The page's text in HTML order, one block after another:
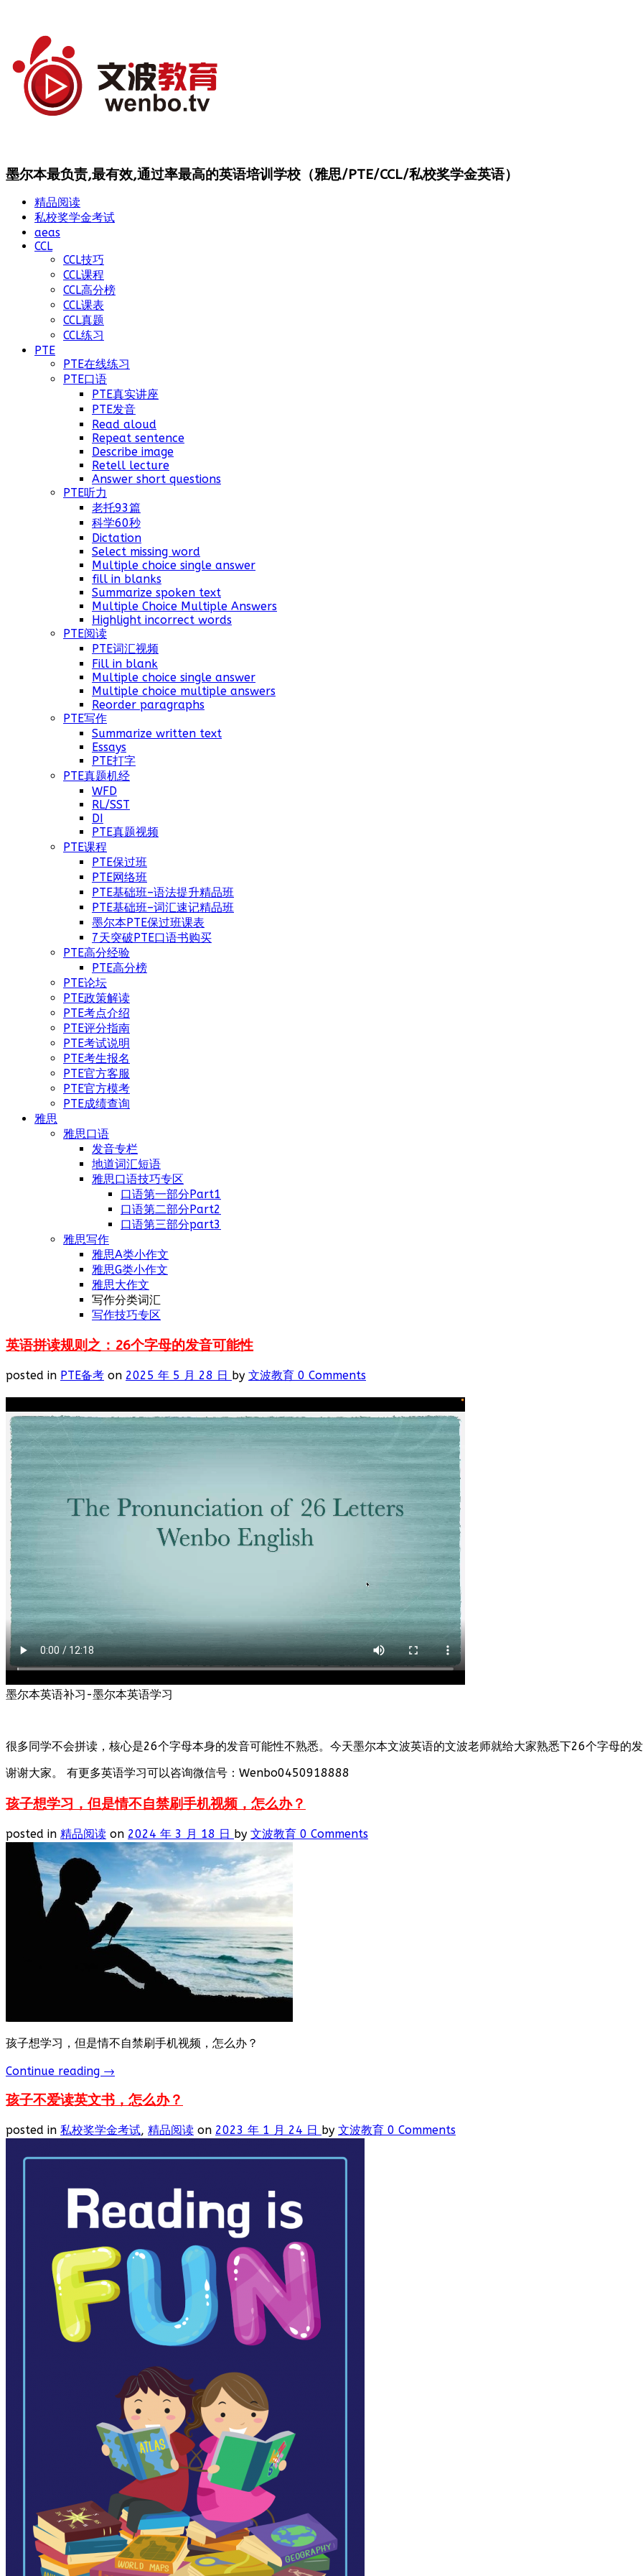
墨尔本最负责,最有效,通过率最高的英语培训学校（雅思/PTE/CCL/私校奖学金英语）
精品阅读
私校奖学金考试
aeas
CCL
CCL技巧
CCL课程
CCL高分榜
CCL课表
CCL真题
CCL练习
PTE
PTE在线练习
PTE口语
PTE真实讲座
PTE发音
Read aloud
Repeat sentence
Describe image
Retell lecture
Answer short questions
PTE听力
老托93篇
科学60秒
Dictation
Select missing word
Multiple choice single answer
fill in blanks
Summarize spoken text
Multiple Choice Multiple Answers
Highlight incorrect words
PTE阅读
PTE词汇视频
Fill in blank
Multiple choice single answer
Multiple choice multiple answers
Reorder paragraphs
PTE写作
Summarize written text
Essays
PTE打字
PTE真题机经
WFD
RL/SST
DI
PTE真题视频
PTE课程
PTE保过班
PTE网络班
PTE基础班–语法提升精品班
PTE基础班–词汇速记精品班
墨尔本PTE保过班课表
7天突破PTE口语书购买
PTE高分经验
PTE高分榜
PTE论坛
PTE政策解读
PTE考点介绍
PTE评分指南
PTE考试说明
PTE考生报名
PTE官方客服
PTE官方模考
PTE成绩查询
雅思
雅思口语
发音专栏
地道词汇短语
雅思口语技巧专区
口语第一部分Part1
口语第二部分Part2
口语第三部分part3
雅思写作
雅思A类小作文
雅思G类小作文
雅思大作文
写作分类词汇
写作技巧专区
英语拼读规则之：26个字母的发音可能性
posted in PTE备考 on 2025 年 5 月 28 日 by 文波教育 0 Comments
墨尔本英语补习-墨尔本英语学习
很多同学不会拼读，核心是26个字母本身的发音可能性不熟悉。今天墨尔本文波英语的文波老师就给大家熟悉下26个字母的发
谢谢大家。 有更多英语学习可以咨询微信号：Wenbo0450918888
孩子想学习，但是情不自禁刷手机视频，怎么办？
posted in 精品阅读 on 2024 年 3 月 18 日 by 文波教育 0 Comments
孩子想学习，但是情不自禁刷手机视频，怎么办？
Continue reading →
孩子不爱读英文书，怎么办？
posted in 私校奖学金考试, 精品阅读 on 2023 年 1 月 24 日 by 文波教育 0 Comments